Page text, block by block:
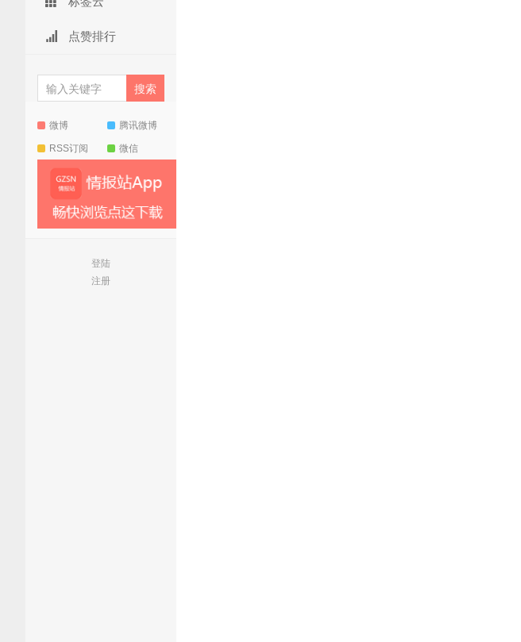
点赞排行
微博 腾讯微博
RSS订阅 微信
登陆
注册